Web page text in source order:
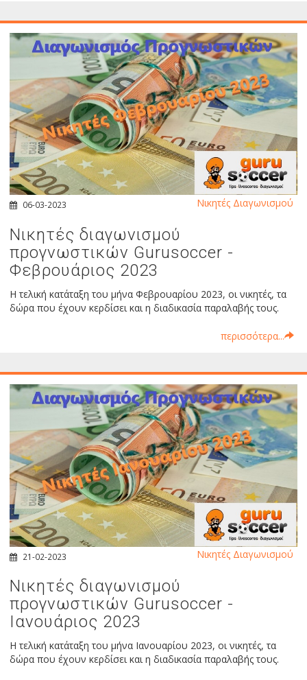
06-03-2023
Νικητές διαγωνισμού
προγνωστικών Gurusoccer -
Φεβρουάριος 2023
Η τελική κατάταξη του μήνα Φεβρουαρίου 2023, οι νικητές, τα
δώρα που έχουν κερδίσει και η διαδικασία παραλαβής τους.
περισσότερα...
Νικητές Διαγωνισμού
21-02-2023
Νικητές διαγωνισμού
προγνωστικών Gurusoccer -
Ιανουάριος 2023
Η τελική κατάταξη του μήνα Ιανουαρίου 2023, οι νικητές, τα
δώρα που έχουν κερδίσει και η διαδικασία παραλαβής τους.
Νικητές Διαγωνισμού